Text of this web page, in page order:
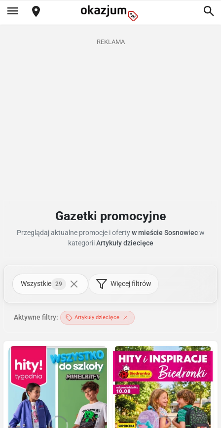
REKLAMA
Gazetki promocyjne
Przeglądaj aktualne promocje i ofertyw mieście Sosnowiecw
kategoriiArtykuły dziecięce
Wszystkie 29 Więcej filtrów
Aktywne filtry: Artykuły dziecięce